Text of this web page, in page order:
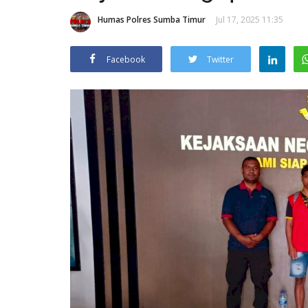
Humas Polres Sumba Timur Jul 17, 2025 11:35
Facebook Twitter